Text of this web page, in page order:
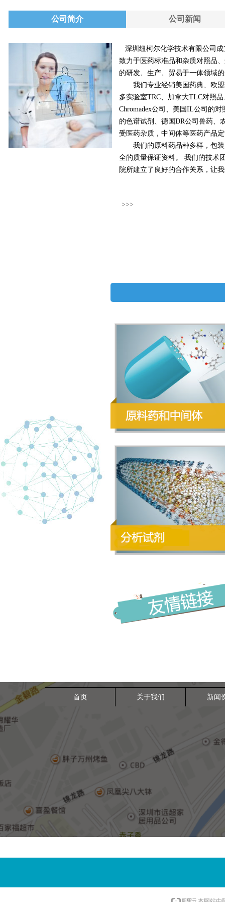
公司简介 公司新闻
深圳纽柯尔化学技术有限公司成
致力于医药标准品和杂质对照品
的研发、生产、贸易于一体领域
我们专业经销美国药典、欧盟
多实验室TRC、加拿大TLC对照
Chromadex公司、美国IL公司的
的色谱试剂、德国DR公司兽药、
受医药杂质，中间体等医药产品
我们的原料药品种多样，包装
全的质量保证资料。 我们的技术
院所建立了良好的合作关系，让
>>>
首页 关于我们 新闻